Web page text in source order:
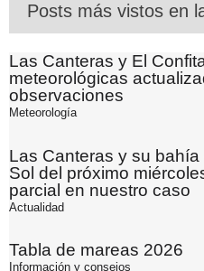
Posts más vistos en
Las Canteras y El
meteorológicas
observaciones
Meteorología
Las Canteras y su
Sol del próximo
parcial en nuestro caso
Actualidad
Tabla de mareas 2026
Información y consejos